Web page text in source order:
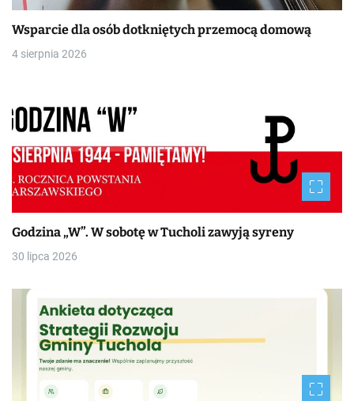
Wsparcie dla osób dotkniętych przemocą domową
4 sierpnia 2026
Godzina „W”. W sobotę w Tucholi zawyją syreny
30 lipca 2026